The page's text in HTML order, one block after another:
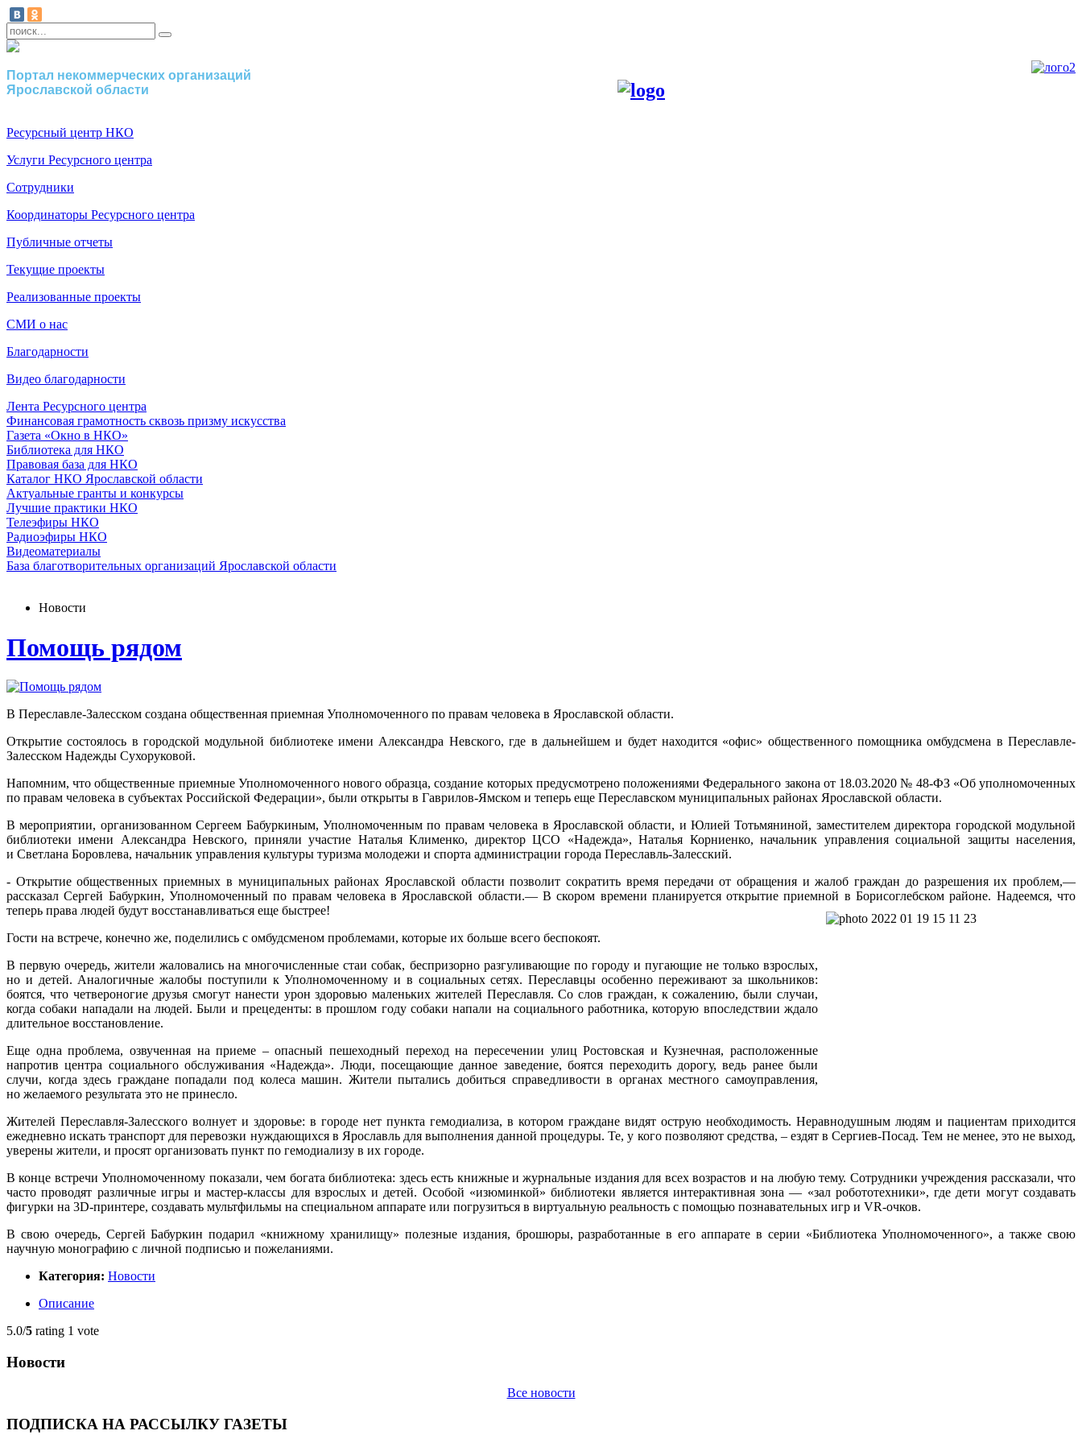
Портал некоммерческих организаций
Ярославской области
Ресурсный центр НКО
Услуги Ресурсного центра
Сотрудники
Координаторы Ресурсного центра
Публичные отчеты
Текущие проекты
Реализованные проекты
СМИ о нас
Благодарности
Видео благодарности
Лента Ресурсного центра
Финансовая грамотность сквозь призму искусства
Газета «Окно в НКО»
Библиотека для НКО
Правовая база для НКО
Каталог НКО Ярославской области
Актуальные гранты и конкурсы
Лучшие практики НКО
Телеэфиры НКО
Радиоэфиры НКО
Видеоматериалы
База благотворительных организаций Ярославской области
Новости
Помощь рядом
В Переславле-Залесском создана общественная приемная Уполномоченного по правам человека в Ярославской области.
Открытие состоялось в городской модульной библиотеке имени Александра Невского, где в дальнейшем и будет находится «офис» общественного помощника омбудсмена в Переславле-
Залесском Надежды Сухоруковой.
Напомним, что общественные приемные Уполномоченного нового образца, создание которых предусмотрено положениями Федерального закона от 18.03.2020 № 48-ФЗ «Об уполномоченных
по правам человека в субъектах Российской Федерации», были открыты в Гаврилов-Ямском и теперь еще Переславском муниципальных районах Ярославской области.
В мероприятии, организованном Сергеем Бабуркиным, Уполномоченным по правам человека в Ярославской области, и Юлией Тотьмяниной, заместителем директора городской модульной
библиотеки имени Александра Невского, приняли участие Наталья Клименко, директор ЦСО «Надежда», Наталья Корниенко, начальник управления социальной защиты населения,
и Светлана Боровлева, начальник управления культуры туризма молодежи и спорта администрации города Переславль-Залесский.
- Открытие общественных приемных в муниципальных районах Ярославской области позволит сократить время передачи от обращения и жалоб граждан до разрешения их проблем,—
рассказал Сергей Бабуркин, Уполномоченный по правам человека в Ярославской области.— В скором времени планируется открытие приемной в Борисоглебском районе. Надеемся, что
теперь права людей будут восстанавливаться еще быстрее!
Гости на встрече, конечно же, поделились с омбудсменом проблемами, которые их больше всего беспокоят.
В первую очередь, жители жаловались на многочисленные стаи собак, беспризорно разгуливающие по городу и пугающие не только взрослых,
но и детей. Аналогичные жалобы поступили к Уполномоченному и в социальных сетях. Переславцы особенно переживают за школьников:
боятся, что четвероногие друзья смогут нанести урон здоровью маленьких жителей Переславля. Со слов граждан, к сожалению, были случаи,
когда собаки нападали на людей. Были и прецеденты: в прошлом году собаки напали на социального работника, которую впоследствии ждало
длительное восстановление.
Еще одна проблема, озвученная на приеме – опасный пешеходный переход на пересечении улиц Ростовская и Кузнечная, расположенные
напротив центра социального обслуживания «Надежда». Люди, посещающие данное заведение, боятся переходить дорогу, ведь ранее были
случи, когда здесь граждане попадали под колеса машин. Жители пытались добиться справедливости в органах местного самоуправления,
но желаемого результата это не принесло.
Жителей Переславля-Залесского волнует и здоровье: в городе нет пункта гемодиализа, в котором граждане видят острую необходимость. Неравнодушным людям и пациентам приходится
ежедневно искать транспорт для перевозки нуждающихся в Ярославль для выполнения данной процедуры. Те, у кого позволяют средства, – ездятв Сергиев-Посад. Тем не менее, это не выход,
уверены жители, и просят организовать пункт по гемодиализу в их городе.
В конце встречи Уполномоченному показали, чем богата библиотека: здесь есть книжные и журнальные издания для всех возрастов и на любую тему. Сотрудники учреждения рассказали, что
часто проводят различные игрыи мастер-классы для взрослых и детей. Особой «изюминкой» библиотеки является интерактивная зона — «зал робототехники», где дети могут создавать
фигурки на 3D-принтере, создавать мультфильмы на специальном аппарате или погрузиться в виртуальную реальность с помощью познавательных игр и VR-очков.
В свою очередь, Сергей Бабуркин подарил «книжному хранилищу» полезные издания, брошюры, разработанные в его аппарате в серии «Библиотека Уполномоченного», а также свою
научную монографию с личной подписью и пожеланиями.
Категория: Новости
Описание
5.0/5 rating 1 vote
Новости
Все новости
ПОДПИСКА НА РАССЫЛКУ ГАЗЕТЫ